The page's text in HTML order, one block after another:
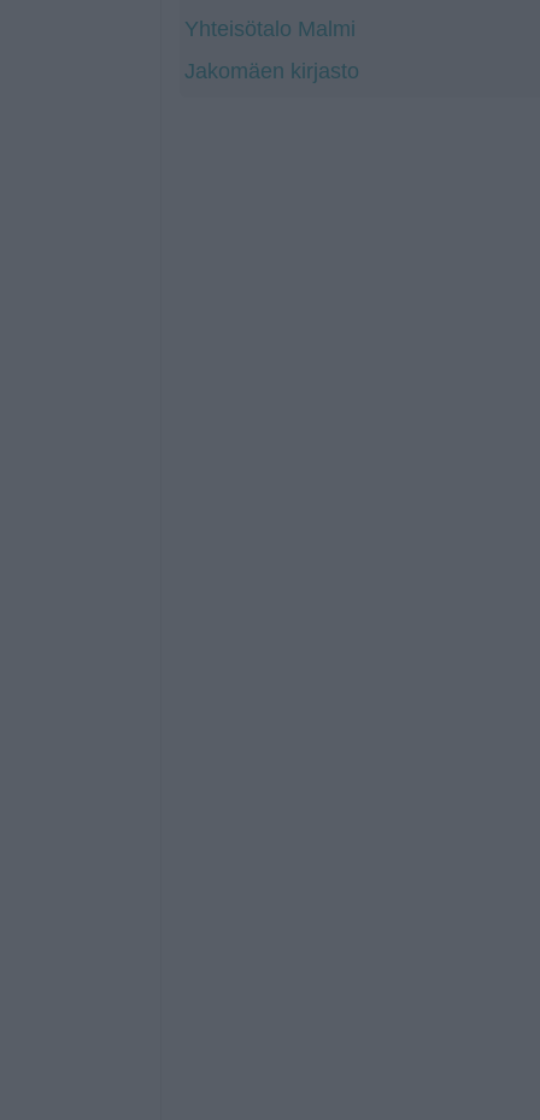
Yhteisötalo Malmi
Jakomäen kirjasto